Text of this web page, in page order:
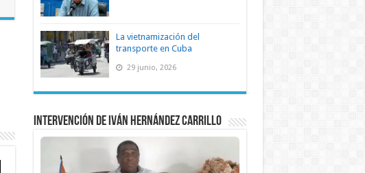
La vietnamización del
transporte en Cuba
29 junio, 2026
Intervención de Iván Hernández Carrillo